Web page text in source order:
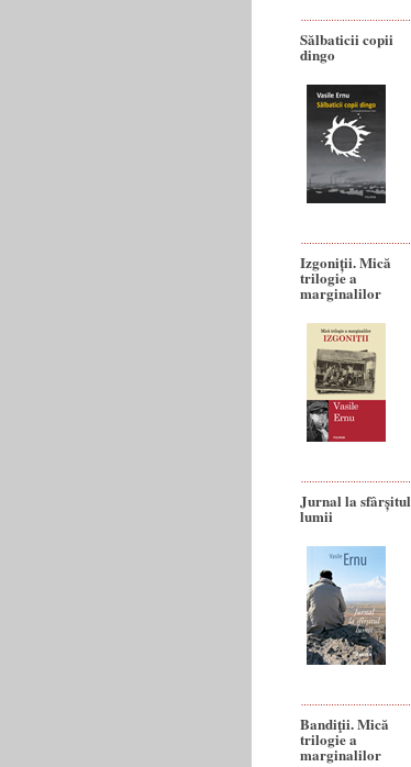
Sălbaticii copii
dingo
Izgoniții. Mică
trilogie a
marginalilor
Jurnal la sfârșitul
lumii
Bandiţii. Mică
trilogie a
marginalilor